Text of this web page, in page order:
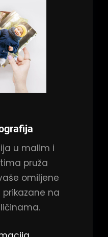
u malim i
pruža
omiljene
na